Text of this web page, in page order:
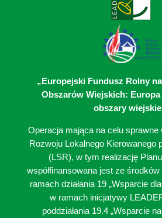
„Europejski Fundusz Rolny
Obszarów Wiejskich:
obszary
Operacja mająca na celu sprawne
Rozwoju Lokalnego Kierowanego
(LSR), w tym realizację
współfinansowana jest ze
ramach działania 19 „Wsparcie
w ramach inicjatywy
poddziałania 19.4 „Wsparcie